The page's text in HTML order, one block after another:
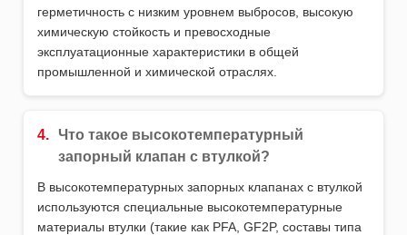
герметичность с низким уровнем выбросов, высокую
химическую стойкость и превосходные
эксплуатационные характеристики в общей
промышленной и химической отраслях.
4.
Что такое высокотемпературный
запорный клапан с втулкой?
В высокотемпературных запорных клапанах с втулкой
используются специальные высокотемпературные
материалы втулки (такие как PFA, GF2P, составы типа